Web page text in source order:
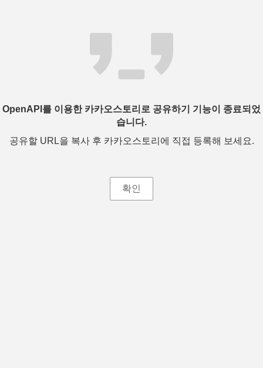
OpenAPI를 이용한 카카오스토리로 공유하기 기능이 종료되었
습니다.
공유할 URL을 복사 후 카카오스토리에 직접 등록해 보세요.
확인